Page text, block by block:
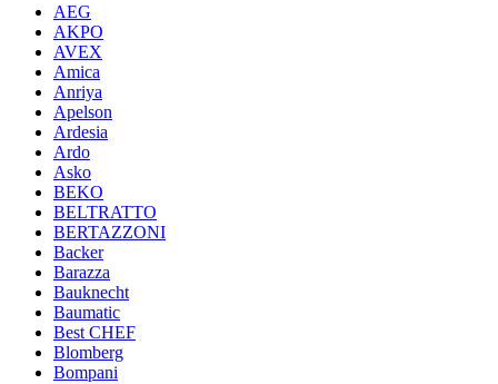
AEG
AKPO
AVEX
Amica
Anriya
Apelson
Ardesia
Ardo
Asko
BEKO
BELTRATTO
BERTAZZONI
Backer
Barazza
Bauknecht
Baumatic
Best CHEF
Blomberg
Bompani